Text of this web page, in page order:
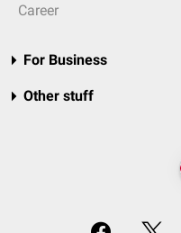
Career
For Business
Other stuff